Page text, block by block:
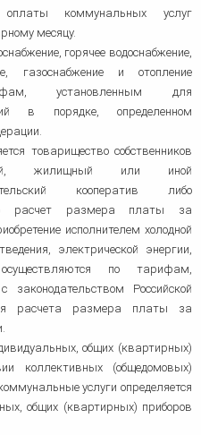
коммунальных услуг
месяцу.
горячее водоснабжение,
газоснабжение и отопление
установленным для
в порядке, определенном
товарищество собственников
жилищный или иной
кооператив либо
расчет размера платы за
исполнителем холодной
электрической энергии,
по тарифам,
Российской
расчета размера платы за
общих (квартирных)
коллективных (общедомовых)
услуги определяется
общих (квартирных) приборов